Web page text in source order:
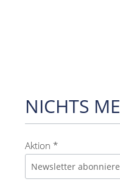
NICHTS
Aktion *